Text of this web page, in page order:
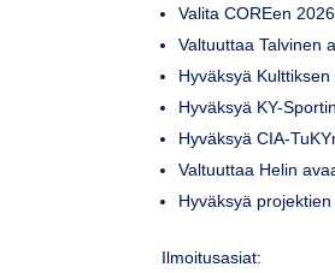
Valita COREen
Valtuuttaa Talvinen
Hyväksyä
Hyväksyä KY-
Hyväksyä CIA-
Valtuuttaa Helin
Hyväksyä
Ilmoitusasiat: